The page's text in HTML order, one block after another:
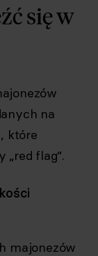
się w
na
które
„red flag”.
majonezów